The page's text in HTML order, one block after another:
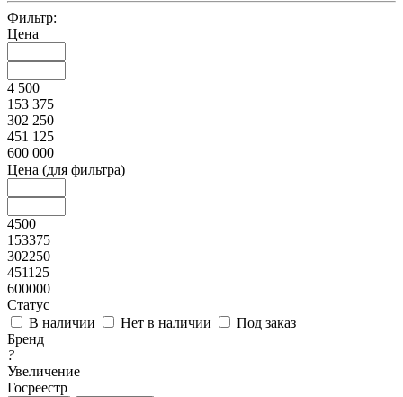
Фильтр:
Цена
4 500
153 375
302 250
451 125
600 000
Цена (для фильтра)
4500
153375
302250
451125
600000
Статус
В наличии
Нет в наличии
Под заказ
Бренд
?
Увеличение
Госреестр